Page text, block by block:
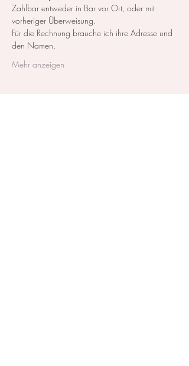
Zahlbar entweder in Bar vor Ort, oder mit
vorheriger Überweisung.
Für die Rechnung brauche ich ihre Adresse und
den Namen.
Mehr anzeigen